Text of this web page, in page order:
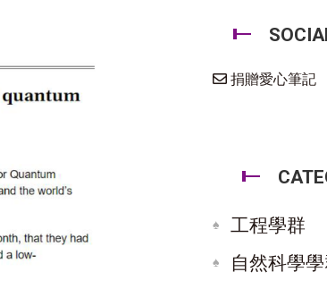
捐贈愛心筆記
工程學群
自然科學